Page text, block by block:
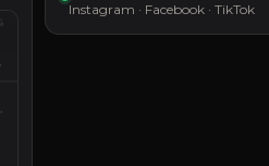
Instagram · Facebook · TikTok